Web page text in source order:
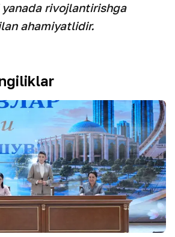
rivojlantirishga
ahamiyatlidir.